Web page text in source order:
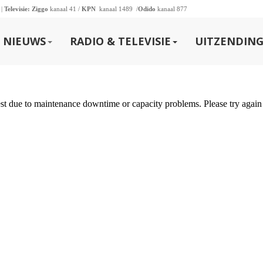
Televisie: Ziggo kanaal 41 / KPN kanaal 1489 /Odido kanaal 877
NIEUWS RADIO & TELEVISIE